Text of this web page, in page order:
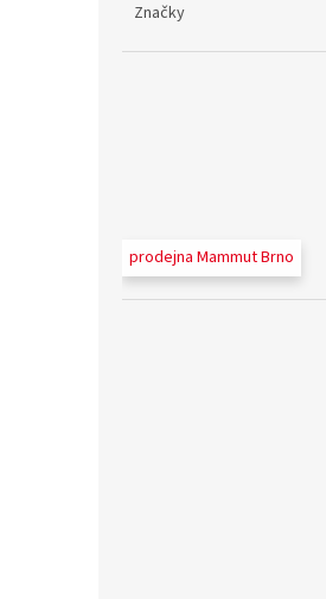
Značky
prodejna Mammut Brno